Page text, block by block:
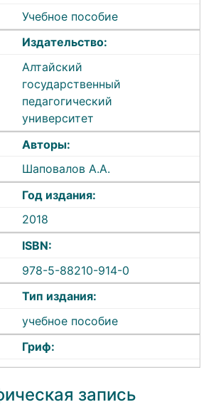
Учебное пособие
Издательство:
Алтайский
государственный
педагогический
университет
Авторы:
Шаповалов А.А.
Год издания:
2018
ISBN:
978-5-88210-914-0
Тип издания:
учебное пособие
Гриф:
запись